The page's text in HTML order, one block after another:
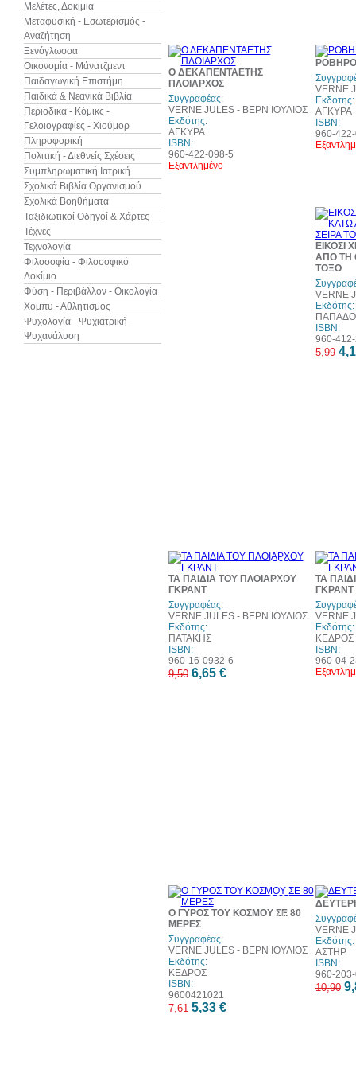
Μελέτες, Δοκίμια
Μεταφυσική - Εσωτερισμός -
Αναζήτηση
Ξενόγλωσσα
Οικονομία - Μάνατζμεντ
Παιδαγωγική Επιστήμη
Παιδικά & Νεανικά Βιβλία
Περιοδικά - Κόμικς -
Γελοιογραφίες - Χιούμορ
Πληροφορική
Πολιτική - Διεθνείς Σχέσεις
Συμπληρωματική Ιατρική
Σχολικά Βιβλία Οργανισμού
Σχολικά Βοηθήματα
Ταξιδιωτικοί Οδηγοί & Χάρτες
Τέχνες
Τεχνολογία
Φιλοσοφία - Φιλοσοφικό
Δοκίμιο
Φύση - Περιβάλλον - Οικολογία
Χόμπυ - Αθλητισμός
Ψυχολογία - Ψυχιατρική -
Ψυχανάλυση
30%
Ο ΔΕΚΑΠΕΝΤΑΕΤΗΣ
ΠΛΟΙΑΡΧΟΣ
Συγγραφέας:
VERNE JULES - ΒΕΡΝ ΙΟΥΛΙΟΣ
Εκδότης:
ΑΓΚΥΡΑ
ISBN:
960-422-098-5
Εξαντλημένο
VERNE
Εκδότης:
ΑΓΚΥΡΑ
ISBN:
960-
ΕΙΚΟΣΙ
ΑΠΟ ΤΗ
ΤΟΞΟ
VERNE
Εκδότης:
ISBN:
960-
5,99
30%
web
ΤΑ ΠΑΙΔΙΑ ΤΟΥ ΠΛΟΙΑΡΧΟΥ
ΓΚΡΑΝΤ
Συγγραφέας:
VERNE JULES - ΒΕΡΝ ΙΟΥΛΙΟΣ
Εκδότης:
ΠΑΤΑΚΗΣ
ISBN:
960-16-0932-6
9,50 6,65 €
ΤΑ
ΓΚΡΑΝΤ
VERNE
Εκδότης:
ΚΕΔΡΟΣ
ISBN:
960-04-
30%
web
Ο ΓΥΡΟΣ ΤΟΥ ΚΟΣΜΟΥ ΣΕ 80
ΜΕΡΕΣ
Συγγραφέας:
VERNE JULES - ΒΕΡΝ ΙΟΥΛΙΟΣ
Εκδότης:
ΚΕΔΡΟΣ
ISBN:
9600421021
7,61 5,33 €
VERNE
Εκδότης:
ΑΣΤΗΡ
ISBN:
960-
10,90